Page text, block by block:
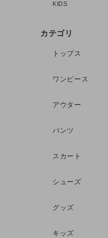
KIDS
カテゴリ
トップス
ワンピース
アウター
パンツ
スカート
シューズ
グッズ
キッズ